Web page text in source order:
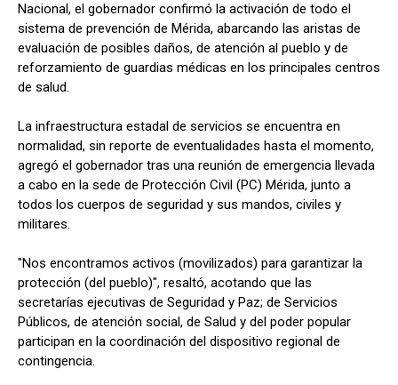
Nacional, el gobernador confirmó la activación de todo el
sistema de prevención de Mérida, abarcando las aristas de
evaluación de posibles daños, de atención al pueblo y de
reforzamiento de guardias médicas en los principales centros
de salud.
La infraestructura estadal de servicios se encuentra en
normalidad, sin reporte de eventualidades hasta el momento,
agregó el gobernador tras una reunión de emergencia llevada
a cabo en la sede de Protección Civil (PC) Mérida, junto a
todos los cuerpos de seguridad y sus mandos, civiles y
militares.
"Nos encontramos activos (movilizados) para garantizar la
protección (del pueblo)", resaltó, acotando que las
secretarías ejecutivas de Seguridad y Paz; de Servicios
Públicos, de atención social, de Salud y del poder popular
participan en la coordinación del dispositivo regional de
contingencia.